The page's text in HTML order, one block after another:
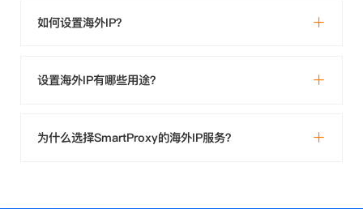
如何设置海外IP？
设置海外IP有哪些用途？
为什么选择SmartProxy的海外IP服务？